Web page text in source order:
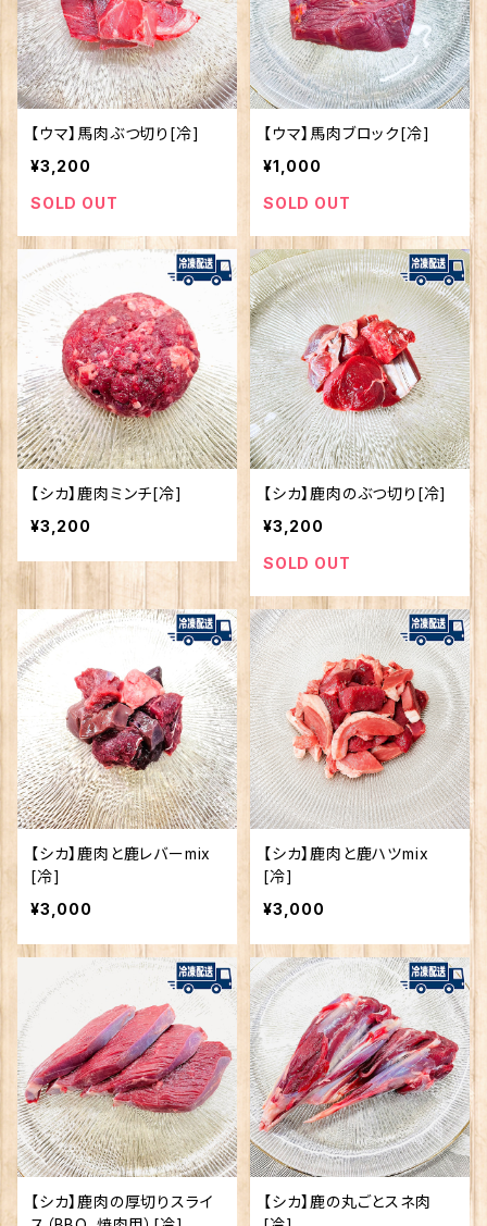
【ウマ】馬肉ぶつ切り[冷]
¥3,200
SOLD OUT
【ウマ】馬肉ブロック[冷]
¥1,000
SOLD OUT
【シカ】鹿肉ミンチ[冷]
¥3,200
【シカ】鹿肉のぶつ切り[冷]
¥3,200
SOLD OUT
【シカ】鹿肉と鹿レバーmix
[冷]
¥3,000
【シカ】鹿肉と鹿ハツmix
[冷]
¥3,000
【シカ】鹿肉の厚切りスライ
【シカ】鹿の丸ごとスネ肉